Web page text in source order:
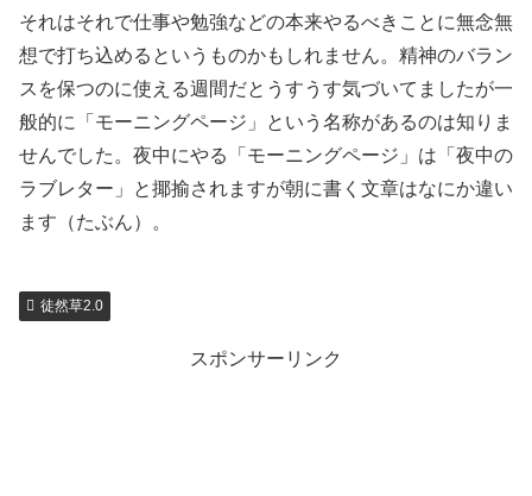
それはそれで仕事や勉強などの本来やるべきことに無念無
想で打ち込めるというものかもしれません。精神のバラン
スを保つのに使える週間だとうすうす気づいてましたが一
般的に「モーニングページ」という名称があるのは知りま
せんでした。夜中にやる「モーニングページ」は「夜中の
ラブレター」と揶揄されますが朝に書く文章はなにか違い
ます（たぶん）。
徒然草2.0
スポンサーリンク